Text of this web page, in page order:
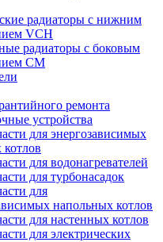
радиаторы c нижним
VCH
радиаторы с боковым
CM
ремонта
устройства
для энергозависимых
для водонагревателей
для турбонасадок
для
напольных котлов
для настенных котлов
для электрических